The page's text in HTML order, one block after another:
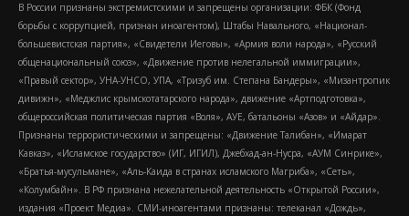
В России признаны экстремистскими и запрещены организации: ФБК (Фонд
борьбы с коррупцией, признан иноагентом), Штабы Навального, «Национал-
большевистская партия», «Свидетели Иеговы», «Армия воли народа», «Русский
общенациональный союз», «Движение против нелегальной иммиграции»,
«Правый сектор», УНА-УНСО, УПА, «Тризуб им. Степана Бандеры», «Мизантропик
дивижн», «Меджлис крымскотатарского народа», движение «Артподготовка»,
общероссийская политическая партия «Воля», АУЕ, батальоны «Азов» и «Айдар».
Признаны террористическими и запрещены: «Движение Талибан», «Имарат
Кавказ», «Исламское государство» (ИГ, ИГИЛ), Джебхад-ан-Нусра, «АУМ Синрике»,
«Братья-мусульмане», «Аль-Каида в странах исламского Магриба», «Сеть»,
«Колумбайн». В РФ признана нежелательной деятельность «Открытой России»,
издания «Проект Медиа». СМИ-иноагентами признаны: телеканал «Дождь»,